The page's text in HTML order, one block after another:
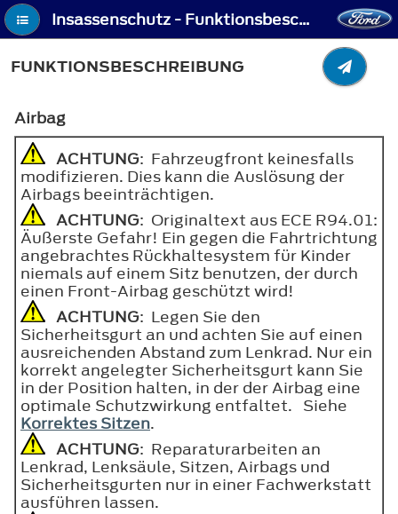
Insassenschutz - Funktionsbeschreibung
FUNKTIONSBESCHREIBUNG
Airbag
ACHTUNG: Fahrzeugfront keinesfalls
modifizieren. Dies kann die Auslösung der
Airbags beeinträchtigen.
ACHTUNG: Originaltext aus ECE R94.01:
Äußerste Gefahr! Ein gegen die Fahrtrichtung
angebrachtes Rückhaltesystem für Kinder
niemals auf einem Sitz benutzen, der durch
einen Front-Airbag geschützt wird!
ACHTUNG: Legen Sie den
Sicherheitsgurt an und achten Sie auf einen
ausreichenden Abstand zum Lenkrad. Nur ein
korrekt angelegter Sicherheitsgurt kann Sie
in der Position halten, in der der Airbag eine
optimale Schutzwirkung entfaltet. Siehe
Korrektes Sitzen.
ACHTUNG: Reparaturarbeiten an
Lenkrad, Lenksäule, Sitzen, Airbags und
Sicherheitsgurten nur in einer Fachwerkstatt
ausführen lassen.